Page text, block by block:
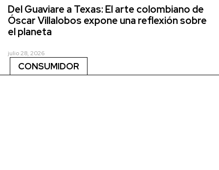
Del Guaviare a Texas: El arte colombiano de
Óscar Villalobos expone una reflexión sobre
el planeta
julio 28, 2026
CONSUMIDOR